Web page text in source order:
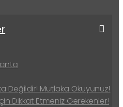
Değildir! Mutlaka Okuyunuz!
Dikkat Etmeniz Gerekenler!